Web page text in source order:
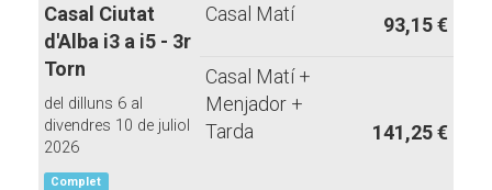
Casal Ciutat
d'Alba i3 a i5 - 3r
Torn
del dilluns 6 al
divendres 10 de juliol
2026
Complet
Casal Matí 93,15 €
Casal Matí +
Menjador +
Tarda
141,25 €